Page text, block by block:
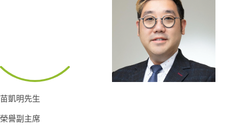
苗凱明先生
榮譽副主席